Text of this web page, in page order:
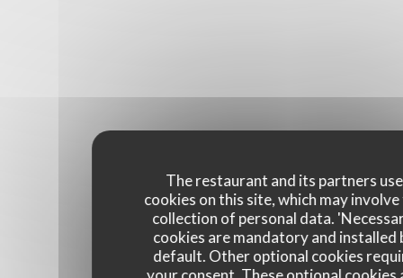
The restaurant and its partners use
cookies on this site, which may
collection of personal data.
cookies are mandatory and installed
default. Other optional cookies